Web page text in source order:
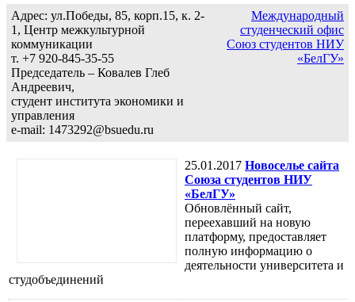
Адрес: ул.Победы, 85, корп.15, к. 2-
1, Центр межкультурной
коммуникации
т. +7 920-845-35-55
Председатель – Ковалев Глеб
Андреевич,
студент института экономики и
управления
e-mail: 1473292@bsuedu.ru
Международный
студенческий офис
Союз студентов НИУ
«БелГУ»
25.01.2017 Новоселье сайта
Союза студентов НИУ
«БелГУ»
Обновлённый сайт,
переехавший на новую
платформу, предоставляет
полную информацию о
деятельности университета и
студобъединений